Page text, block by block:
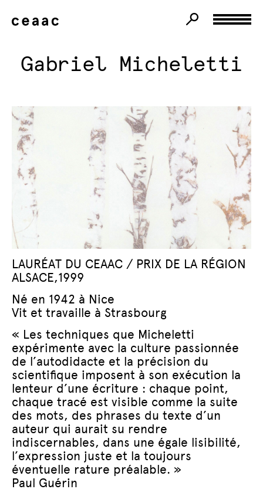
Gabriel Micheletti
LAURÉAT DU CEAAC / PRIX DE LA RÉGION
ALSACE,1999
Né en 1942 à Nice
Vit et travaille à Strasbourg
« Les techniques que Micheletti
expérimente avec la culture passionnée
de l’autodidacte et la précision du
scientifique imposent à son exécution la
lenteur d’une écriture : chaque point,
chaque tracé est visible comme la suite
des mots, des phrases du texte d’un
auteur qui aurait su rendre
indiscernables, dans une égale lisibilité,
l’expression juste et la toujours
éventuelle rature préalable. »
Paul Guérin